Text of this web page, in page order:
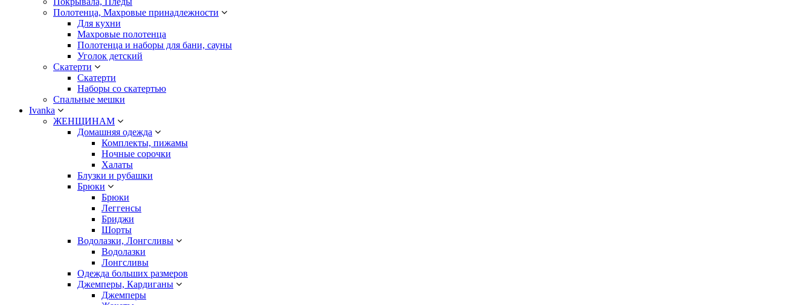
Полотенца, Махровые принадлежности
Для кухни
Махровые полотенца
Полотенца и наборы для бани, сауны
Уголок детский
Скатерти
Скатерти
Наборы со скатертью
Спальные мешки
Ivanka
ЖЕНЩИНАМ
Домашняя одежда
Комплекты, пижамы
Ночные сорочки
Халаты
Блузки и рубашки
Брюки
Брюки
Леггенсы
Бриджи
Шорты
Водолазки, Лонгсливы
Водолазки
Лонгсливы
Одежда больших размеров
Джемперы, Кардиганы
Джемперы